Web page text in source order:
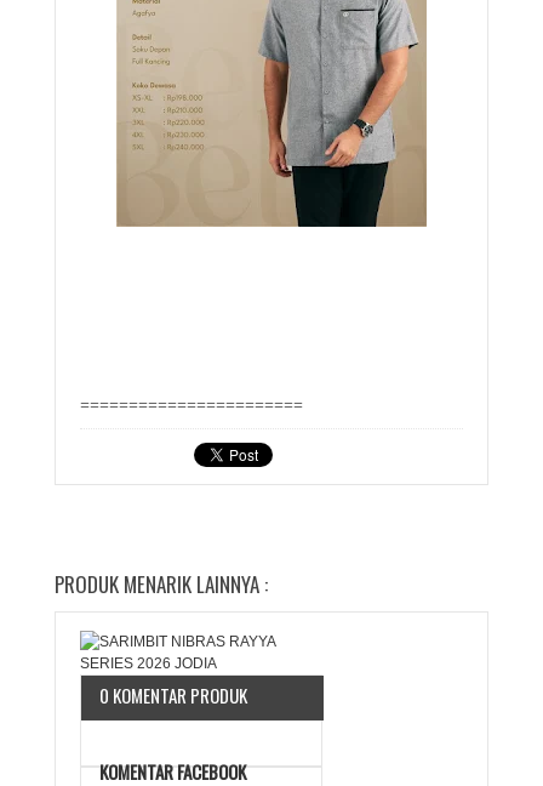
=======================
PRODUK MENARIK LAINNYA :
0 KOMENTAR PRODUK
KOMENTAR FACEBOOK